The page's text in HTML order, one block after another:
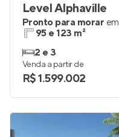
Level Alphaville
Pronto para morar em
95 e 123 m²
2 e 3
Venda a partir de
R$ 1.599.002